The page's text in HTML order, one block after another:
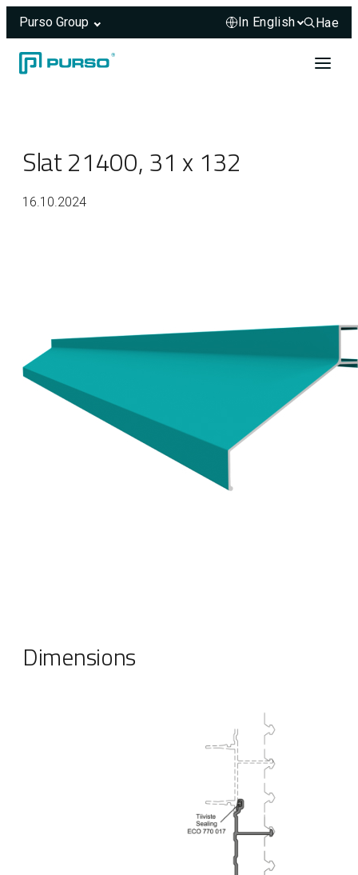
Purso Group
Hae
Hae
Slat 21400, 31 x 132
16.10.2024
Dimensions